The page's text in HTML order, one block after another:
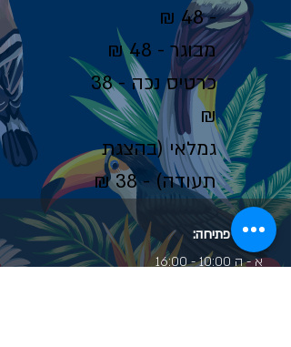
- 48 ₪
מבוגר - 48 ₪
כרטיס נכה - 38
₪
גמלאי (בהצגת
תעודה) - 38 ₪
שעות פתיחה:
א - ה 10:00 - 16:00